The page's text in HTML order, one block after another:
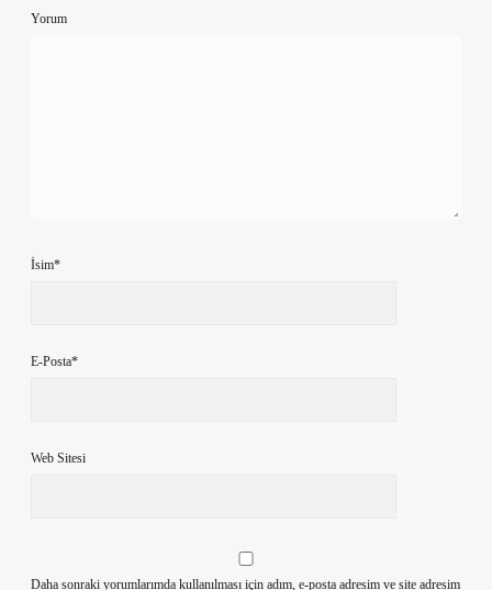
Yorum
İsim*
E-Posta*
Web Sitesi
Daha sonraki yorumlarımda kullanılması için adım, e-posta adresim ve site adresim